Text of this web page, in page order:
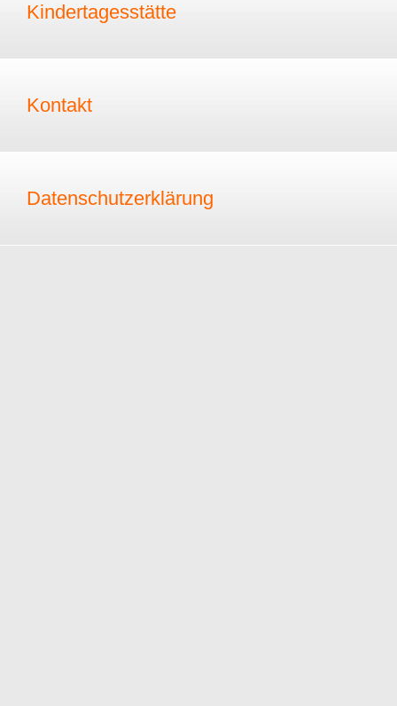
Kindertagesstätte
Kontakt
Datenschutzerklärung